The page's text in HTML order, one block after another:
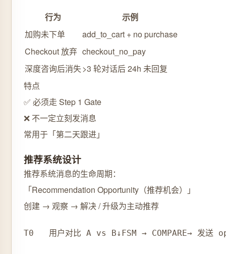
行为
示例
加购未下单
add_to_cart + no purchase
Checkout 放弃 checkout_no_pay
深度咨询后消失>3 轮对话后 24h 未回复
特点
✅ 必须走 Step 1 Gate
❌ 不一定立刻发消息
常用于「第二天跟进」
推荐系统设计
推荐系统消息的生命周期：
「Recommendation Opportunity（推荐机会）」
创建 → 观察 → 解决 / 升级为主动推荐